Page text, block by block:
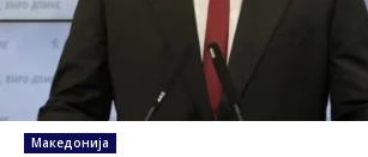
Македонија